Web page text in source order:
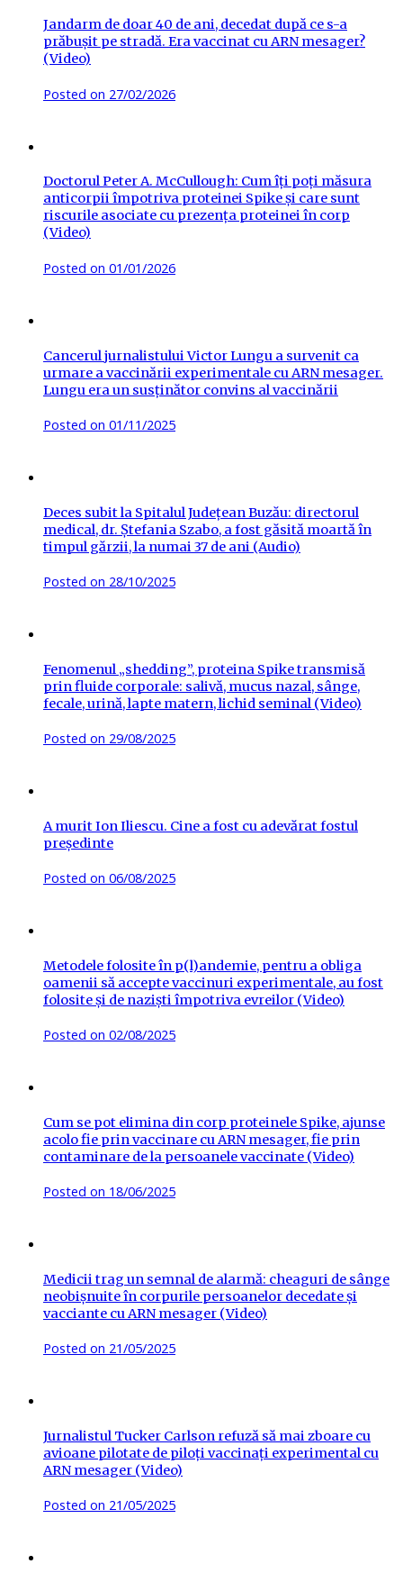
Jandarm de doar 40 de ani, decedat după ce s-a
prăbușit pe stradă. Era vaccinat cu ARN mesager?
(Video)
Posted on 27/02/2026
Doctorul Peter A. McCullough: Cum îți poți măsura
anticorpii împotriva proteinei Spike și care sunt
riscurile asociate cu prezența proteinei în corp
(Video)
Posted on 01/01/2026
Cancerul jurnalistului Victor Lungu a survenit ca
urmare a vaccinării experimentale cu ARN mesager.
Lungu era un susținător convins al vaccinării
Posted on 01/11/2025
Deces subit la Spitalul Județean Buzău: directorul
medical, dr. Ștefania Szabo, a fost găsită moartă în
timpul gărzii, la numai 37 de ani (Audio)
Posted on 28/10/2025
Fenomenul „shedding”, proteina Spike transmisă
prin fluide corporale: salivă, mucus nazal, sânge,
fecale, urină, lapte matern, lichid seminal (Video)
Posted on 29/08/2025
A murit Ion Iliescu. Cine a fost cu adevărat fostul
președinte
Posted on 06/08/2025
Metodele folosite în p(l)andemie, pentru a obliga
oamenii să accepte vaccinuri experimentale, au fost
folosite și de naziști împotriva evreilor (Video)
Posted on 02/08/2025
Cum se pot elimina din corp proteinele Spike, ajunse
acolo fie prin vaccinare cu ARN mesager, fie prin
contaminare de la persoanele vaccinate (Video)
Posted on 18/06/2025
Medicii trag un semnal de alarmă: cheaguri de sânge
neobișnuite în corpurile persoanelor decedate și
vacciante cu ARN mesager (Video)
Posted on 21/05/2025
Jurnalistul Tucker Carlson refuză să mai zboare cu
avioane pilotate de piloți vaccinați experimental cu
ARN mesager (Video)
Posted on 21/05/2025